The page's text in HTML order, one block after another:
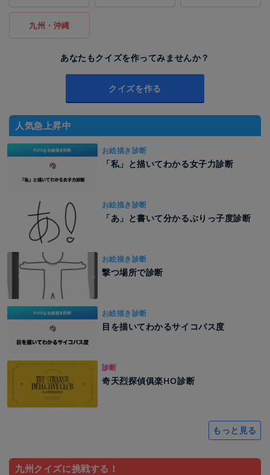
九州・沖縄
あなたもクイズを作ってみませんか？
クイズを作る
人気急上昇中
お絵描き診断
「私」と描いてわかる女子力診断
お絵描き診断
「あ」と書いて分かるぶりっ子度診断
お絵描き診断
撃つ場所で診断
お絵描き診断
目を描いてわかるサイコパス度
診断
奇天烈探偵俱楽HO診断
もっと見る
九州クイズに挑戦する！